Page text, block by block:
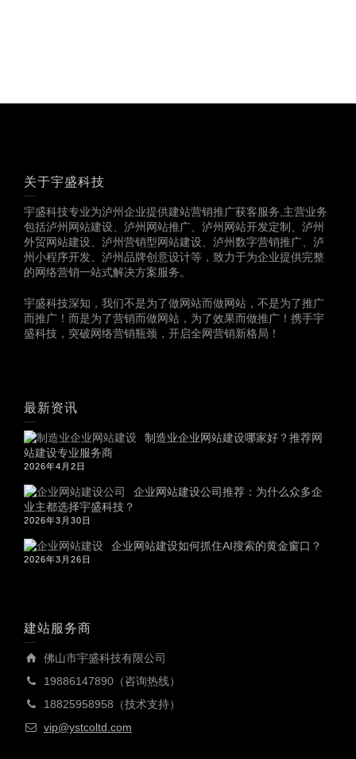
关于宇盛科技
宇盛科技专业为泸州企业提供建站营销推广获客服务,主营业务
包括泸州网站建设、泸州网站推广、泸州网站开发定制、泸州
外贸网站建设、泸州营销型网站建设、泸州数字营销推广、泸
州小程序开发、泸州品牌创意设计等，致力于为企业提供完整
的网络营销一站式解决方案服务。
宇盛科技深知，我们不是为了做网站而做网站，不是为了推广
而推广！而是为了营销而做网站，为了效果而做推广！携手宇
盛科技，突破网络营销瓶颈，开启全网营销新格局！
最新资讯
制造业企业网站建设哪家好？推荐网
站建设专业服务商
2026年4月2日
企业网站建设公司推荐：为什么众多企
业主都选择宇盛科技？
2026年3月30日
企业网站建设如何抓住AI搜索的黄金窗口？
2026年3月26日
建站服务商
佛山市宇盛科技有限公司
19886147890（咨询热线）
18825958958（技术支持）
vip@ystcoltd.com